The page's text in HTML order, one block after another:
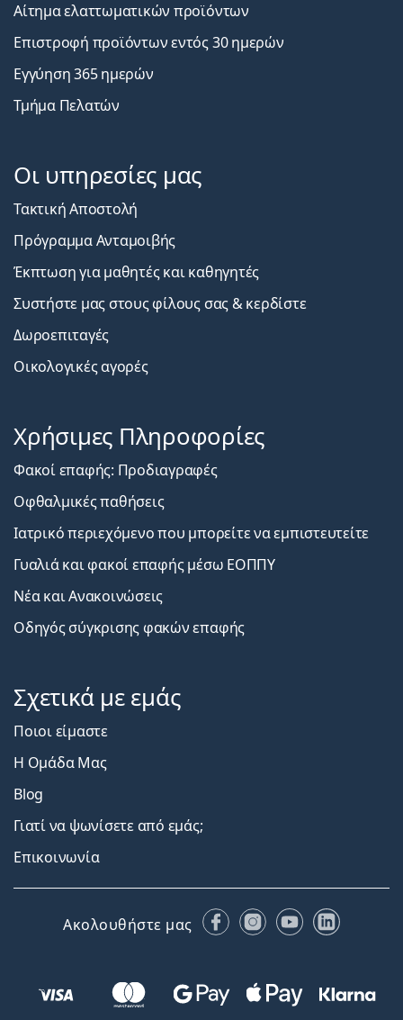
Αίτημα ελαττωματικών προϊόντων
Επιστροφή προϊόντων εντός 30 ημερών
Εγγύηση 365 ημερών
Τμήμα Πελατών
Οι υπηρεσίες μας
Τακτική Αποστολή
Πρόγραμμα Ανταμοιβής
Έκπτωση για μαθητές και καθηγητές
Συστήστε μας στους φίλους σας & κερδίστε
Δωροεπιταγές
Οικολογικές αγορές
Χρήσιμες Πληροφορίες
Φακοί επαφής: Προδιαγραφές
Οφθαλμικές παθήσεις
Ιατρικό περιεχόμενο που μπορείτε να εμπιστευτείτε
Γυαλιά και φακοί επαφής μέσω ΕΟΠΠΥ
Νέα και Ανακοινώσεις
Οδηγός σύγκρισης φακών επαφής
Σχετικά με εμάς
Ποιοι είμαστε
Η Ομάδα Μας
Blog
Γιατί να ψωνίσετε από εμάς;
Επικοινωνία
Ακολουθήστε μας FacebookInstagram
YouTubeLinkedIn